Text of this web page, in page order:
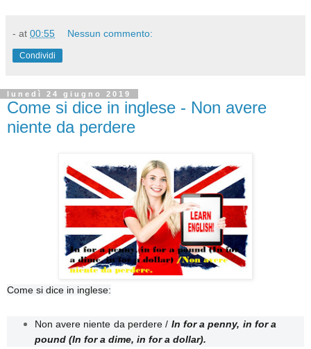
- at 00:55 Nessun commento:
Condividi
lunedì 24 giugno 2019
Come si dice in inglese - Non avere
niente da perdere
Come si dice in inglese:
Non avere niente da perdere / In for a penny, in for a
pound (In for a dime, in for a dollar).